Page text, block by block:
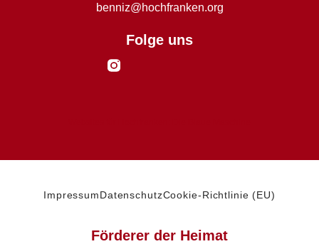
benniz@hochfranken.org
Folge uns
ImpressumDatenschutzCookie-Richtlinie (EU)
Förderer der Heimat